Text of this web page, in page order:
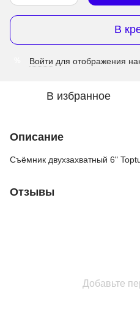
В
Войти для отображения
В избранное
Описание
Съёмник двухзахватный 6"
Отзывы
Добавьте